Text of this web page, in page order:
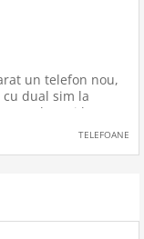
un telefon nou,
cu dual sim la
cele mai bune
Huawei P9
TELEFOANE